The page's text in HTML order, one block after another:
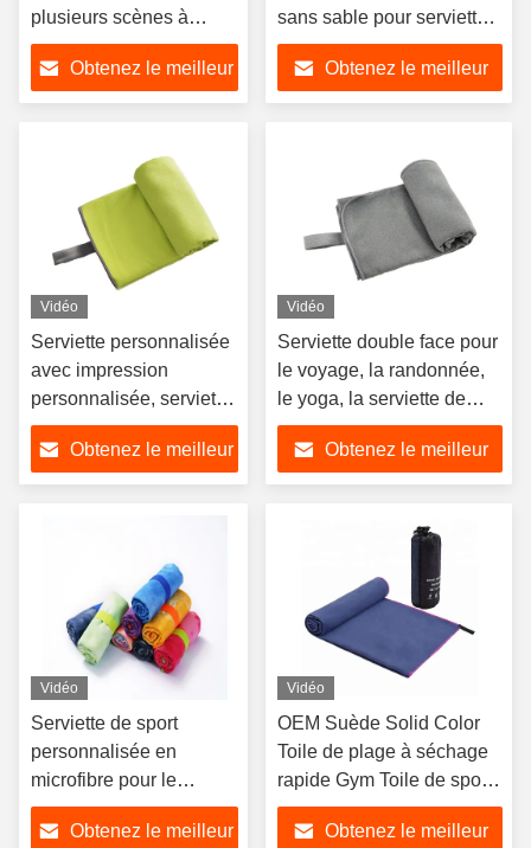
plusieurs scènes à
séchage rapide
Obtenez le meilleur
sans sable pour serviette
de sport en microfibre
Obtenez le meilleur
Vidéo
Serviette personnalisée
avec impression
personnalisée, serviette
de sport en microfibre à
séchage rapide
Obtenez le meilleur
Vidéo
Serviette double face pour
le voyage, la randonnée,
le yoga, la serviette de
sport en microfibre pour
l'entraînement
Obtenez le meilleur
Vidéo
Serviette de sport
personnalisée en
microfibre pour le
voyage et le camping, à
séchage rapide et douce
Obtenez le meilleur
Vidéo
OEM Suède Solid Color
Toile de plage à séchage
rapide Gym Toile de sport
en microfibre
Obtenez le meilleur